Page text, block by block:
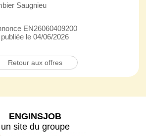
Saugnieu
EN26060409200
publiée le 04/06/2026
Retour aux offres
ENGINSJOB
un site du groupe